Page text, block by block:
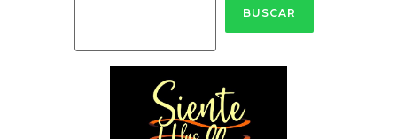
BUSCAR